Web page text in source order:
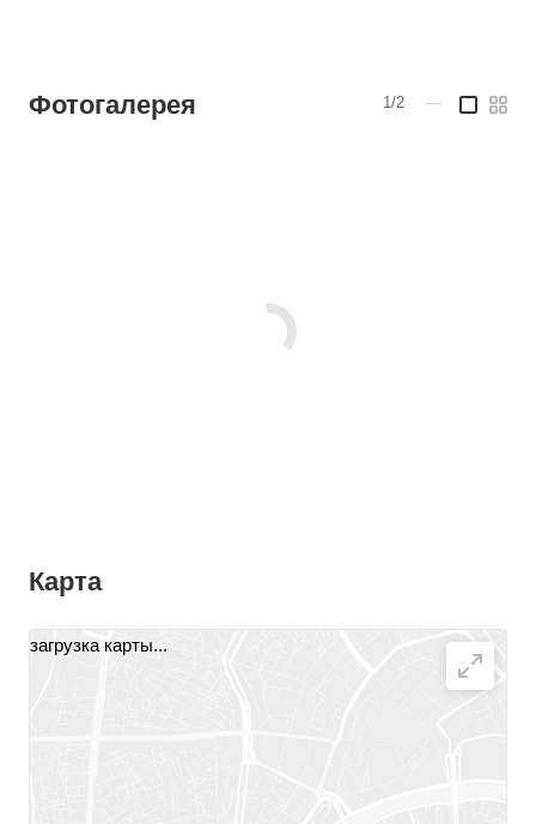
Фотогалерея 1/2 —
Карта
загрузка карты...